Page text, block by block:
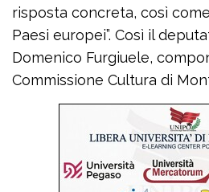
risposta concreta, così
Paesi europei”. Così il
Domenico Furgiuele,
Commissione Cultura di